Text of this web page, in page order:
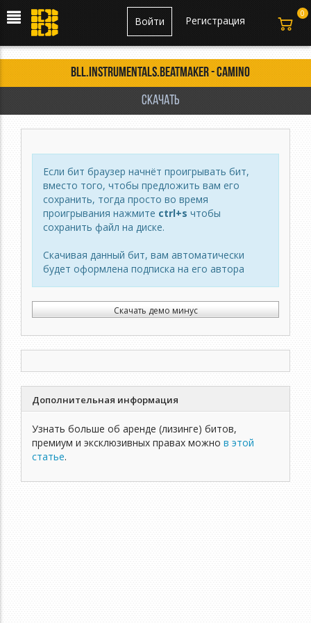
Регистрация
Войти
BLL.Instrumentals.Beatmaker - Camino
Скачать
Если бит браузер начнёт проигрывать бит,
вместо того, чтобы предложить вам его
сохранить, тогда просто во время
проигрывания нажмите ctrl+s чтобы
сохранить файл на диске.
Скачивая данный бит, вам автоматически
будет оформлена подписка на его автора
Скачать демо минус
Дополнительная информация
Узнать больше об аренде (лизинге) битов,
премиум и эксклюзивных правах можно в этой
статье.
0